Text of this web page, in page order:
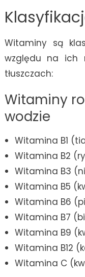
Witaminy są
względu na ich
tłuszczach:
Witaminy
wodzie
Witamina B1
Witamina B2
Witamina B3
Witamina B5
Witamina B6
Witamina B7
Witamina B9
Witamina B12
Witamina C